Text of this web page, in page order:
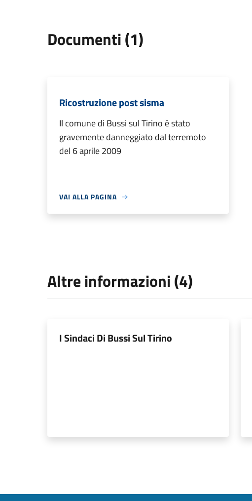
Documenti (1)
Ricostruzione post sisma
Il comune di Bussi sul Tirino è stato
gravemente danneggiato dal terremoto
del 6 aprile 2009
VAI ALLA PAGINA
Altre informazioni (4)
I Sindaci Di Bussi Sul Tirino